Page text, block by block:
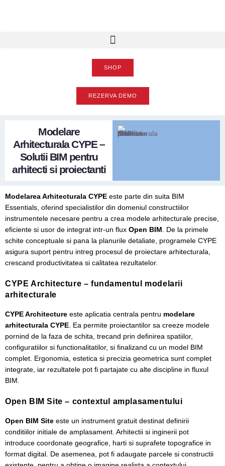
SHOP
REZERVA DEMO
Modelare
Arhitecturala CYPE –
Solutii BIM pentru
arhitecti si proiectanti
Modelarea Arhitecturala CYPE este parte din suita BIM
Essentials, oferind specialistilor din domeniul constructiilor
instrumentele necesare pentru a crea modele arhitecturale precise,
eficiente si usor de integrat intr-un flux Open BIM . De la primele
schite conceptuale si pana la planurile detaliate, programele CYPE
asigura suport pentru intreg procesul de proiectare arhitecturala,
crescand productivitatea si calitatea rezultatelor.
CYPE Architecture – fundamentul modelarii
arhitecturale
CYPE Architecture este aplicatia centrala pentru modelare
arhitecturala CYPE . Ea permite proiectantilor sa creeze modele
pornind de la faza de schita, trecand prin definirea spatiilor,
configuratiilor si functionalitatilor, si finalizand cu un model BIM
complet. Ergonomia, estetica si precizia geometrica sunt complet
integrate, iar rezultatele pot fi partajate cu alte discipline in fluxul
BIM.
Open BIM Site – contextul amplasamentului
Open BIM Site este un instrument gratuit destinat definirii
conditiilor initiale de amplasament. Arhitectii si inginerii pot
introduce coordonate geografice, harti si suprafete topografice in
format digital. De asemenea, pot fi adaugate parcele si constructii